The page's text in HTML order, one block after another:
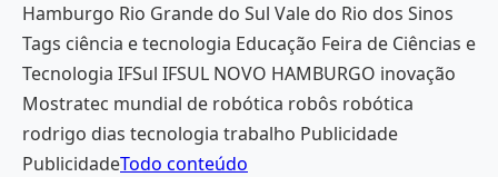
Hamburgo Rio Grande do Sul Vale do Rio dos Sinos
Tags ciência e tecnologia Educação Feira de Ciências e
Tecnologia IFSul IFSUL NOVO HAMBURGO inovação
Mostratec mundial de robótica robôs robótica
rodrigo dias tecnologia trabalho Publicidade
PublicidadeTodo conteúdo